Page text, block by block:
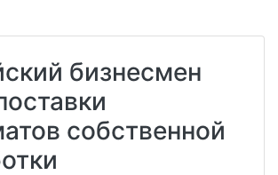
бизнесмен
собственной